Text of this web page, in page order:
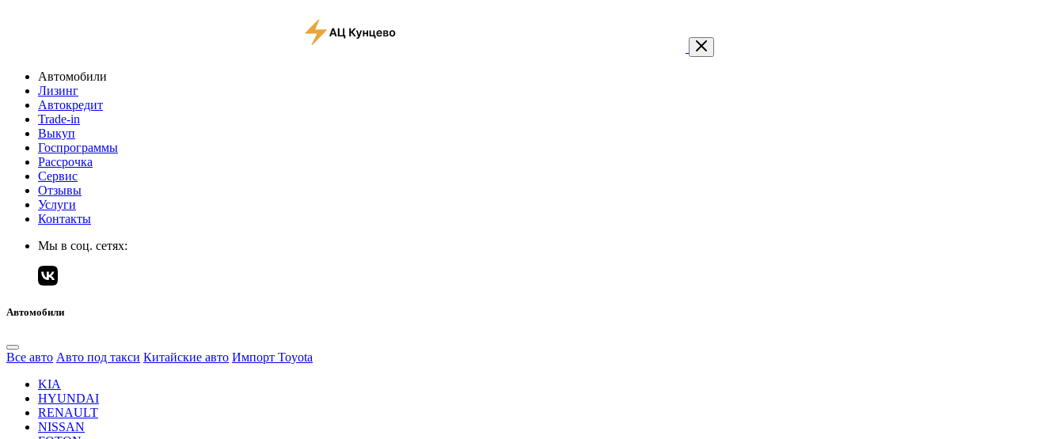
Автомобили
Лизинг
Автокредит
Trade-in
Выкуп
Госпрограммы
Рассрочка
Сервис
Отзывы
Услуги
Контакты
Мы в соц. сетях:
Автомобили
Все авто Авто под такси Китайские авто Импорт Toyota
KIA
HYUNDAI
RENAULT
NISSAN